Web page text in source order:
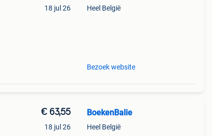
18 jul 26 Heel België
Bezoek website
€ 63,55
18 jul 26
BoekenBalie
Heel België